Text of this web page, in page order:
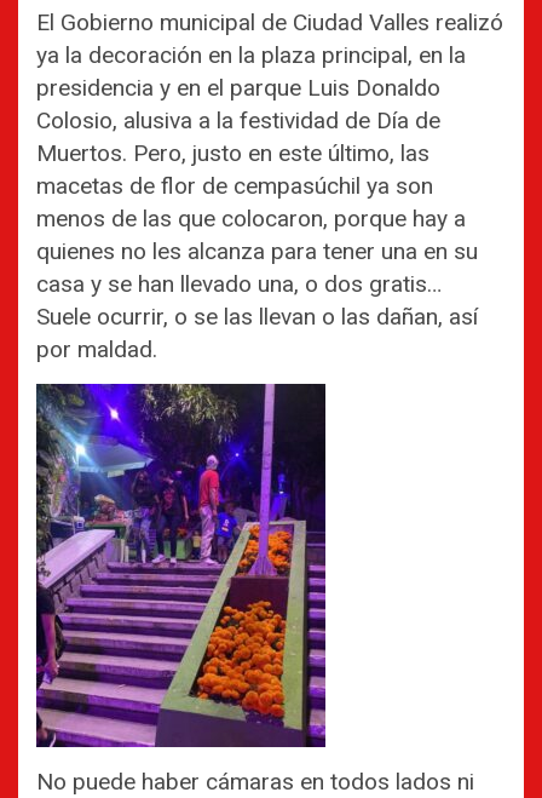
El Gobierno municipal de Ciudad Valles realizó
ya la decoración en la plaza principal, en la
presidencia y en el parque Luis Donaldo
Colosio, alusiva a la festividad de Día de
Muertos. Pero, justo en este último, las
macetas de flor de cempasúchil ya son
menos de las que colocaron, porque hay a
quienes no les alcanza para tener una en su
casa y se han llevado una, o dos gratis…
Suele ocurrir, o se las llevan o las dañan, así
por maldad.
No puede haber cámaras en todos lados ni